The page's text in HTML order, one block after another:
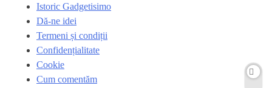
Istoric Gadgetisimo
Dă-ne idei
Termeni și condiții
Confidențialitate
Cookie
Cum comentăm